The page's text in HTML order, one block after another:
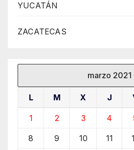
YUCATÁN
ZACATECAS
marzo 2021
L M X J
1 2 3 4
8 9 10 11